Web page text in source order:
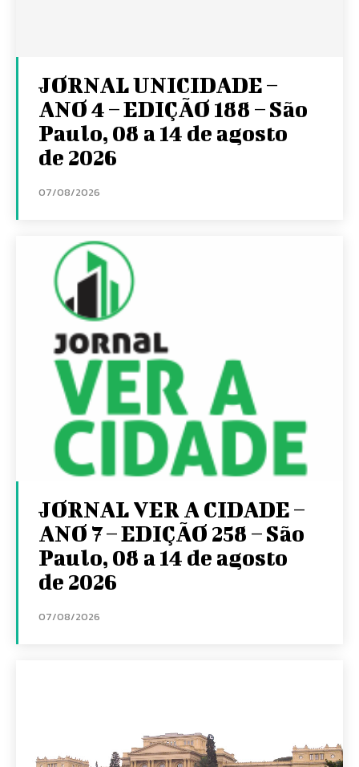
JORNAL UNICIDADE –
ANO 4 – EDIÇÃO 188 – São
Paulo, 08 a 14 de agosto
de 2026
07/08/2026
JORNAL VER A CIDADE –
ANO 7 – EDIÇÃO 258 – São
Paulo, 08 a 14 de agosto
de 2026
07/08/2026